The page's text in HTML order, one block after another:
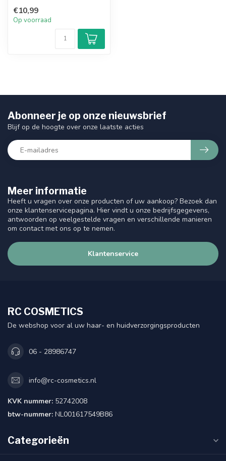
€10,99
Op voorraad
Meer informatie
Heeft u vragen over onze producten of uw aankoop? Bezoek dan
onze klantenservicepagina. Hier vindt u onze bedrijfsgegevens,
antwoorden op veelgestelde vragen en verschillende manieren
om contact met ons op te nemen.
Klantenservice
Abonneer je op onze nieuwsbrief
Blijf op de hoogte over onze laatste acties
RC COSMETICS
De webshop voor al uw haar- en huidverzorgingsproducten
06 - 28986747
info@rc-cosmetics.nl
KVK nummer: 52742008
btw-nummer: NL001617549B86
Categorieën